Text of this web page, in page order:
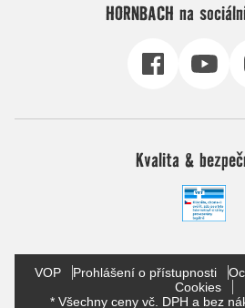
HORNBACH na
Kvalita &
VOP Prohlášení o přístupnosti
Cookies
* Všechny ceny vč. DPH a bez